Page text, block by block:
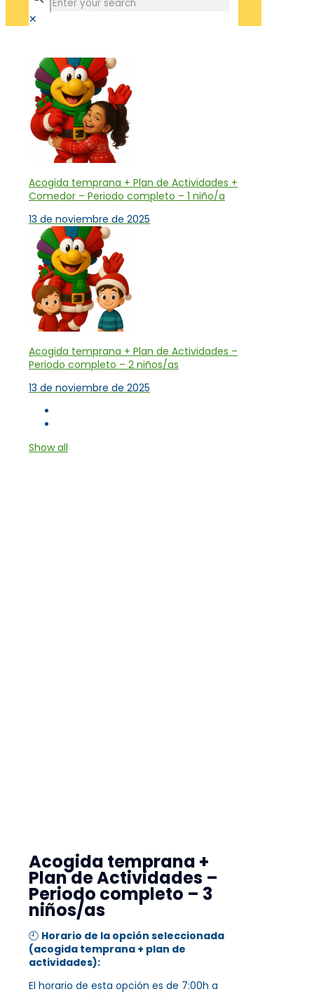
✕
Acogida temprana + Plan de Actividades +
Comedor – Periodo completo – 1 niño/a
13 de noviembre de 2025
Acogida temprana + Plan de Actividades –
Periodo completo – 2 niños/as
13 de noviembre de 2025
Show all
Acogida temprana +
Plan de Actividades –
Periodo completo – 3
niños/as
🕘 Horario de la opción seleccionada
(acogida temprana + plan de
actividades):
El horario de esta opción es de 7:00h a